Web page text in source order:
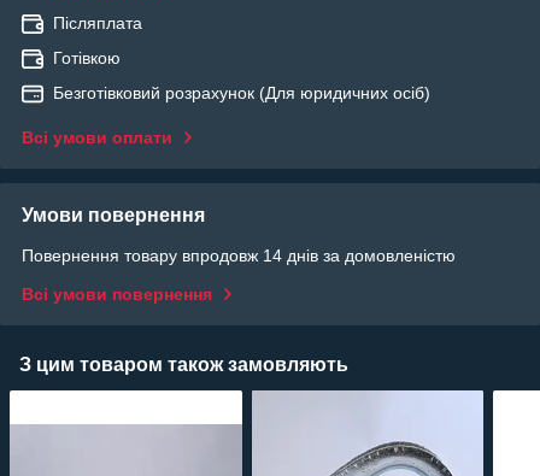
Післяплата
Готівкою
Безготівковий розрахунок (Для юридичних осіб)
Всі умови оплати
Умови повернення
Повернення товару впродовж 14 днів за домовленістю
Всі умови повернення
З цим товаром також замовляють